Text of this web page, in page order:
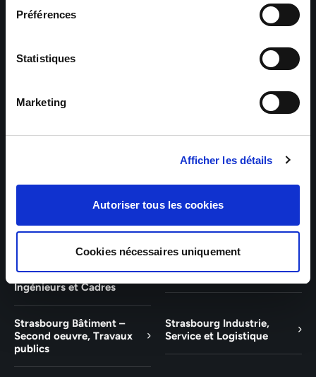
Préférences
Statistiques
Marketing
Afficher les détails
Autoriser tous les cookies
Cookies nécessaires uniquement
Maxiplan
Mulhouse – Industrie,
Logistique, Transport et
Bâtiment et Tertiaire
Logistique, Bâtiment et
Guebwiller – Industrie,
Experts Paris – Tertiaire,
Cadres
Experts Strasbourg –
Illkirch-Graffenstaden
Experts Saint-Louis –
Tertiaire, Techniciens,
Ingénieurs et Cadres
Tertiaire, Techniciens,
Ingénieurs et Cadres
Saint-Louis – Industrie,
Logistique, Service
Strasbourg Bâtiment –
Second oeuvre, Travaux
publics
Strasbourg Industrie,
Service et Logistique